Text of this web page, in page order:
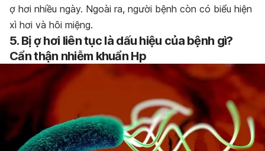
ợ hơi nhiều ngày. Ngoài ra, người bệnh còn có biểu hiện
xì hơi và hôi miệng.
5. Bị ợ hơi liên tục là dấu hiệu của bệnh gì?
Cẩn thận nhiễm khuẩn Hp